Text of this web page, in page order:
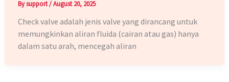
Bysupport/August 20, 2025
Check valve adalah jenis valve yang dirancang untuk
memungkinkan aliran fluida (cairan atau gas) hanya
dalam satu arah, mencegah aliran